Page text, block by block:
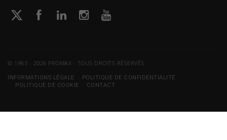
© 1963 - 2026 PROMAX - TOUS DROITS RÉSERVÉS
INFORMATIONS LÉGALE
POLITIQUE DE CONFIDENTIALITÉ
POLITIQUE DE COOKIE
CONTACT